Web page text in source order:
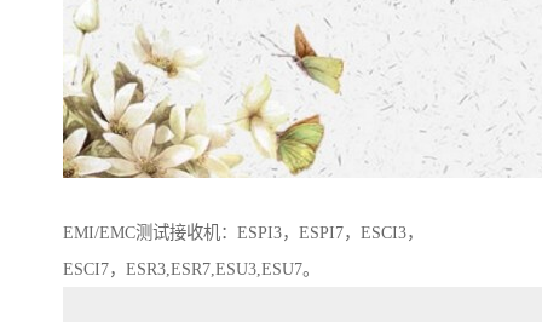
EMI/EMC测试接收机：ESPI3，ESPI7，ESCI3，
ESCI7，ESR3,ESR7,ESU3,ESU7。